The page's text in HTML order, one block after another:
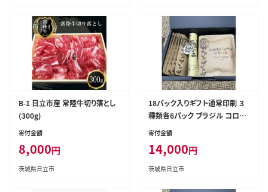
B-1 日立市産 常陸牛切り落とし
(300g)
寄付金額
8,000円
茨城県日立市
18パック入りギフト通常印刷 ３
種類各6パック ブラジル コロン
ビア グァテマラ 【 コーヒー 茨城
寄付金額
14,000円
茨城県日立市